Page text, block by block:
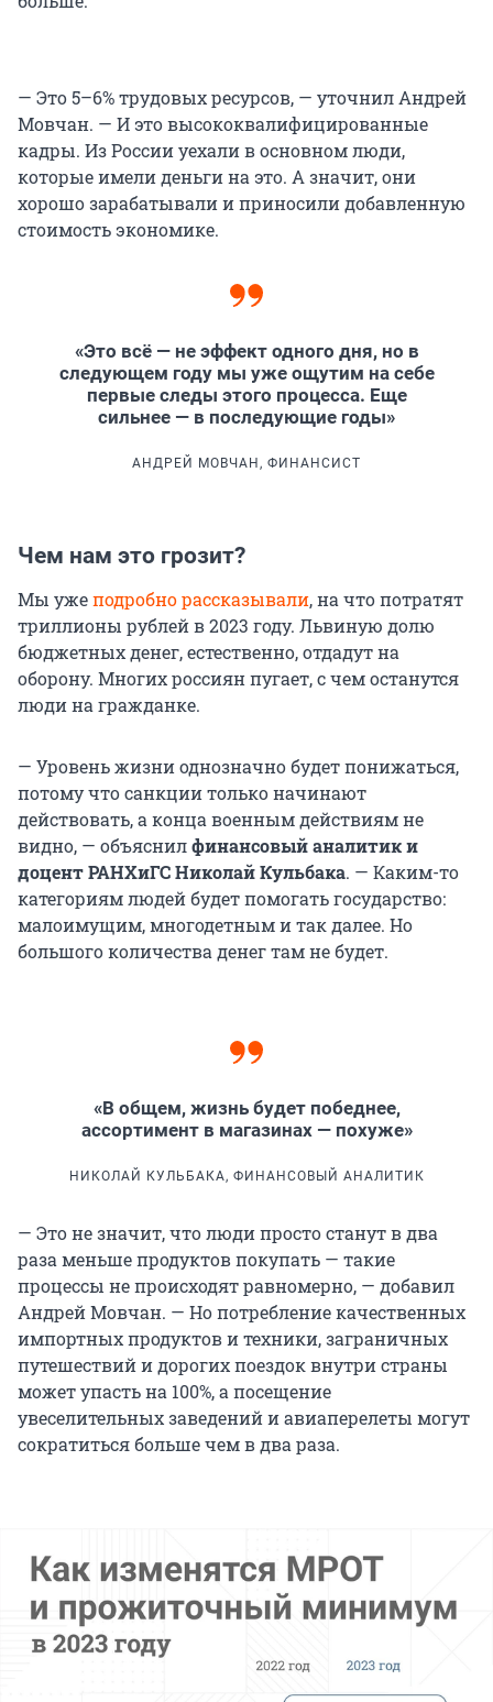
— Это 5–6% трудовых ресурсов, — уточнил Андрей
Мовчан. — И это высококвалифицированные
кадры. Из России уехали в основном люди,
которые имели деньги на это. А значит, они
хорошо зарабатывали и приносили добавленную
стоимость экономике.
«Это всё — не эффект одного дня, но в
следующем году мы уже ощутим на себе
первые следы этого процесса. Еще
сильнее — в последующие годы»
АНДРЕЙ МОВЧАН, ФИНАНСИСТ
Чем нам это грозит?
Мы ужеподробно рассказывали, на что потратят
триллионы рублей в 2023 году. Львиную долю
бюджетных денег, естественно, отдадут на
оборону. Многих россиян пугает, с чем останутся
люди на гражданке.
— Уровень жизни однозначно будет понижаться,
потому что санкции только начинают
действовать, а конца военным действиям не
видно, — объяснилфинансовый аналитик и
доцент РАНХиГС Николай Кульбака. — Каким-то
категориям людей будет помогать государство:
малоимущим, многодетным и так далее. Но
большого количества денег там не будет.
«В общем, жизнь будет победнее,
ассортимент в магазинах — похуже»
НИКОЛАЙ КУЛЬБАКА, ФИНАНСОВЫЙ АНАЛИТИК
— Это не значит, что люди просто станут в два
раза меньше продуктов покупать — такие
процессы не происходят равномерно, — добавил
Андрей Мовчан. — Но потребление качественных
импортных продуктов и техники, заграничных
путешествий и дорогих поездок внутри страны
может упасть на 100%, а посещение
увеселительных заведений и авиаперелеты могут
сократиться больше чем в два раза.